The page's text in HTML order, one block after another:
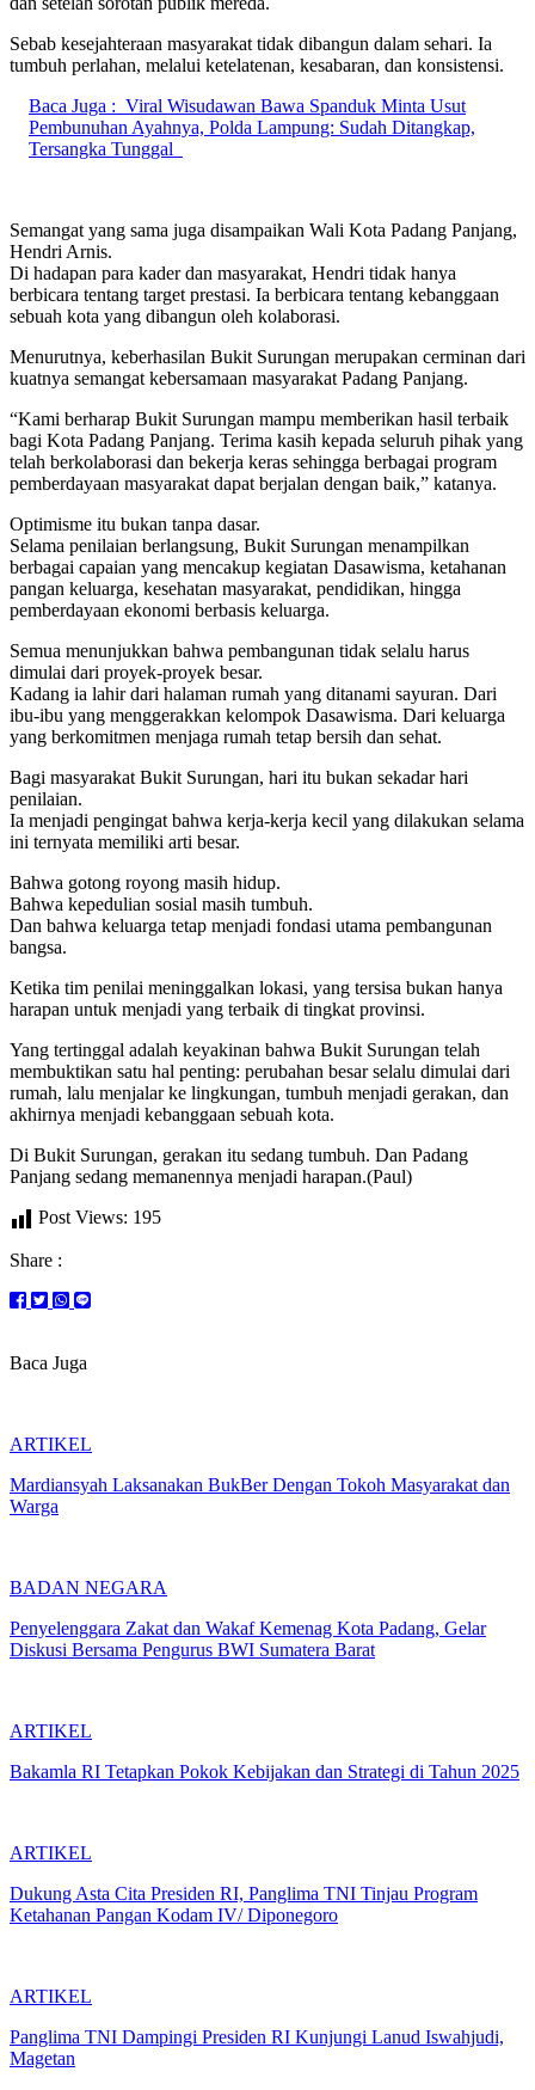
Sebab kesejahteraan masyarakat tidak dibangun dalam sehari. Ia
tumbuh perlahan, melalui ketelatenan, kesabaran, dan konsistensi.
Baca Juga : Viral Wisudawan Bawa Spanduk Minta Usut
Pembunuhan Ayahnya, Polda Lampung: Sudah Ditangkap,
Tersangka Tunggal
Semangat yang sama juga disampaikan Wali Kota Padang Panjang,
Hendri Arnis.
Di hadapan para kader dan masyarakat, Hendri tidak hanya
berbicara tentang target prestasi. Ia berbicara tentang kebanggaan
sebuah kota yang dibangun oleh kolaborasi.
Menurutnya, keberhasilan Bukit Surungan merupakan cerminan dari
kuatnya semangat kebersamaan masyarakat Padang Panjang.
“Kami berharap Bukit Surungan mampu memberikan hasil terbaik
bagi Kota Padang Panjang. Terima kasih kepada seluruh pihak yang
telah berkolaborasi dan bekerja keras sehingga berbagai program
pemberdayaan masyarakat dapat berjalan dengan baik,” katanya.
Optimisme itu bukan tanpa dasar.
Selama penilaian berlangsung, Bukit Surungan menampilkan
berbagai capaian yang mencakup kegiatan Dasawisma, ketahanan
pangan keluarga, kesehatan masyarakat, pendidikan, hingga
pemberdayaan ekonomi berbasis keluarga.
Semua menunjukkan bahwa pembangunan tidak selalu harus
dimulai dari proyek-proyek besar.
Kadang ia lahir dari halaman rumah yang ditanami sayuran. Dari
ibu-ibu yang menggerakkan kelompok Dasawisma. Dari keluarga
yang berkomitmen menjaga rumah tetap bersih dan sehat.
Bagi masyarakat Bukit Surungan, hari itu bukan sekadar hari
penilaian.
Ia menjadi pengingat bahwa kerja-kerja kecil yang dilakukan selama
ini ternyata memiliki arti besar.
Bahwa gotong royong masih hidup.
Bahwa kepedulian sosial masih tumbuh.
Dan bahwa keluarga tetap menjadi fondasi utama pembangunan
bangsa.
Ketika tim penilai meninggalkan lokasi, yang tersisa bukan hanya
harapan untuk menjadi yang terbaik di tingkat provinsi.
Yang tertinggal adalah keyakinan bahwa Bukit Surungan telah
membuktikan satu hal penting: perubahan besar selalu dimulai dari
rumah, lalu menjalar ke lingkungan, tumbuh menjadi gerakan, dan
akhirnya menjadi kebanggaan sebuah kota.
Di Bukit Surungan, gerakan itu sedang tumbuh. Dan Padang
Panjang sedang memanennya menjadi harapan.(Paul)
Post Views: 195
Share :
Baca Juga
ARTIKEL
Mardiansyah Laksanakan BukBer Dengan Tokoh Masyarakat dan
Warga
BADAN NEGARA
Penyelenggara Zakat dan Wakaf Kemenag Kota Padang, Gelar
Diskusi Bersama Pengurus BWI Sumatera Barat
ARTIKEL
Bakamla RI Tetapkan Pokok Kebijakan dan Strategi di Tahun 2025
ARTIKEL
Dukung Asta Cita Presiden RI, Panglima TNI Tinjau Program
Ketahanan Pangan Kodam IV/ Diponegoro
ARTIKEL
Panglima TNI Dampingi Presiden RI Kunjungi Lanud Iswahjudi,
Magetan